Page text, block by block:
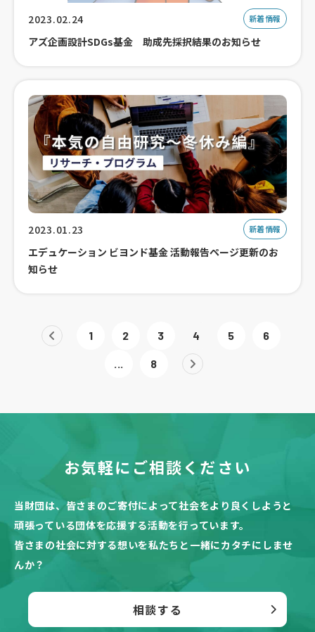
2023.02.24 新着情報
アズ企画設計SDGs基金 助成先採択結果のお知らせ
2023.01.23 新着情報
エデュケーション ビヨンド基金 活動報告ページ更新のお
知らせ
1 2 3 4 5 6
... 8
お気軽にご相談ください
当財団は、皆さまのご寄付によって社会をより良くしようと
頑張っている団体を応援する活動を行っています。
皆さまの社会に対する想いを私たちと一緒にカタチにしませ
んか？
相談する